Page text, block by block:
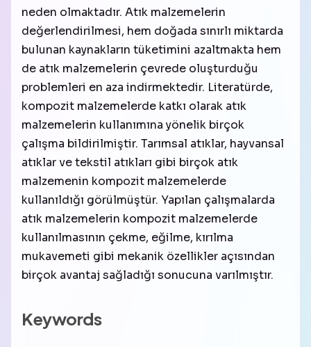
neden olmaktadır. Atık malzemelerin
değerlendirilmesi, hem doğada sınırlı miktarda
bulunan kaynakların tüketimini azaltmakta hem
de atık malzemelerin çevrede oluşturduğu
problemleri en aza indirmektedir. Literatürde,
kompozit malzemelerde katkı olarak atık
malzemelerin kullanımına yönelik birçok
çalışma bildirilmiştir. Tarımsal atıklar, hayvansal
atıklar ve tekstil atıkları gibi birçok atık
malzemenin kompozit malzemelerde
kullanıldığı görülmüştür. Yapılan çalışmalarda
atık malzemelerin kompozit malzemelerde
kullanılmasının çekme, eğilme, kırılma
mukavemeti gibi mekanik özellikler açısından
birçok avantaj sağladığı sonucuna varılmıştır.
Keywords